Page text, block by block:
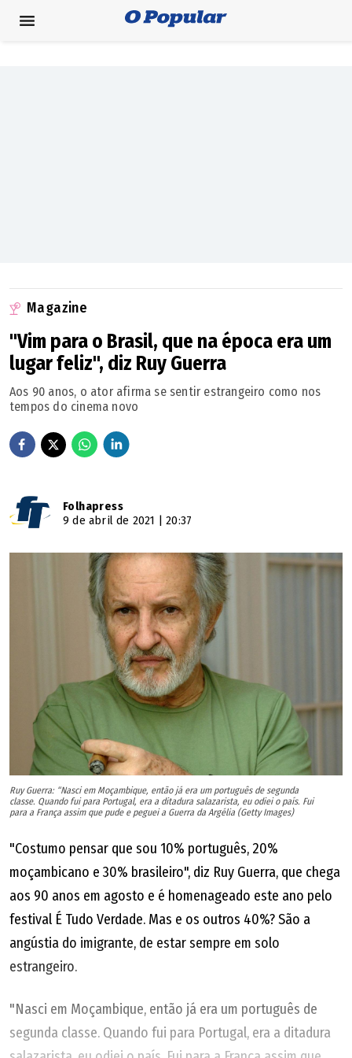
Magazine
"Vim para o Brasil, que na época era um
lugar feliz", diz Ruy Guerra
Aos 90 anos, o ator afirma se sentir estrangeiro como nos
tempos do cinema novo
Folhapress
9 de abril de 2021 | 20:37
Ruy Guerra: “Nasci em Moçambique, então já era um português de segunda
classe. Quando fui para Portugal, era a ditadura salazarista, eu odiei o país. Fui
para a França assim que pude e peguei a Guerra da Argélia (Getty Images)
"Costumo pensar que sou 10% português, 20%
moçambicano e 30% brasileiro", diz Ruy Guerra, que chega
aos 90 anos em agosto e é homenageado este ano pelo
festival É Tudo Verdade. Mas e os outros 40%? São a
angústia do imigrante, de estar sempre em solo
estrangeiro.
"Nasci em Moçambique, então já era um português de
segunda classe. Quando fui para Portugal, era a ditadura